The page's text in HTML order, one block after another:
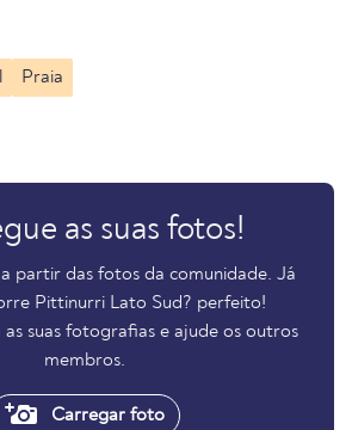
Praia
as suas fotos!
a partir das fotos da comunidade. Já
Pittinurri Lato Sud? perfeito!
suas fotografias e ajude os outros
membros.
Carregar foto